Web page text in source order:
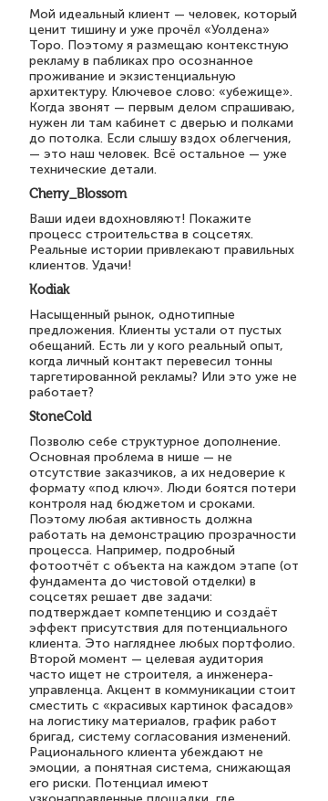
Мой идеальный клиент — человек, который
ценит тишину и уже прочёл «Уолдена»
Торо. Поэтому я размещаю контекстную
рекламу в пабликах про осознанное
проживание и экзистенциальную
архитектуру. Ключевое слово: «убежище».
Когда звонят — первым делом спрашиваю,
нужен ли там кабинет с дверью и полками
до потолка. Если слышу вздох облегчения,
— это наш человек. Всё остальное — уже
технические детали.
Cherry_Blossom
Ваши идеи вдохновляют! Покажите
процесс строительства в соцсетях.
Реальные истории привлекают правильных
клиентов. Удачи!
Kodiak
Насыщенный рынок, однотипные
предложения. Клиенты устали от пустых
обещаний. Есть ли у кого реальный опыт,
когда личный контакт перевесил тонны
таргетированной рекламы? Или это уже не
работает?
StoneCold
Позволю себе структурное дополнение.
Основная проблема в нише — не
отсутствие заказчиков, а их недоверие к
формату «под ключ». Люди боятся потери
контроля над бюджетом и сроками.
Поэтому любая активность должна
работать на демонстрацию прозрачности
процесса. Например, подробный
фотоотчёт с объекта на каждом этапе (от
фундамента до чистовой отделки) в
соцсетях решает две задачи:
подтверждает компетенцию и создаёт
эффект присутствия для потенциального
клиента. Это нагляднее любых портфолио.
Второй момент — целевая аудитория
часто ищет не строителя, а инженера-
управленца. Акцент в коммуникации стоит
сместить с «красивых картинок фасадов»
на логистику материалов, график работ
бригад, систему согласования изменений.
Рационального клиента убеждают не
эмоции, а понятная система, снижающая
его риски. Потенциал имеют